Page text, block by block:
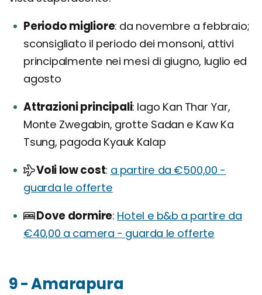
Periodo migliore da novembre a febbraio;
sconsigliato il periodo dei monsoni, attivi
principalmente nei mesi di giugno, luglio ed
agosto
Attrazioni principali lago Kan Thar Yar,
Monte Zwegabin, grotte Sadan e Kaw Ka
Tsung, pagoda Kyauk Kalap
Voli low cost a partire da €500,00 -
guarda le offerte
Dove dormire Hotel e b&b a partire da
€40,00 a camera - guarda le offerte
9 - Amarapura